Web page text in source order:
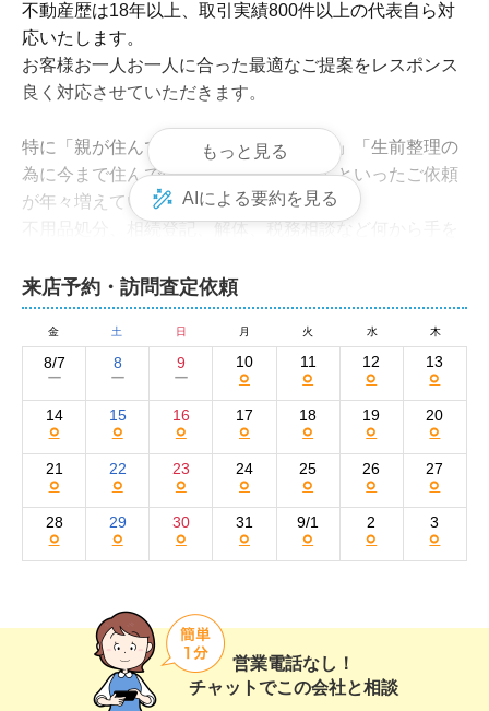
営業電話なし！
チャットでこの会社と相談
来店予約・訪問査定依頼
金 土 日 月 火 水 木
8/7
ー
8
ー
9
ー
10
○
11
○
12
○
13
○
14
○
15
○
16
○
17
○
18
○
19
○
20
○
21
○
22
○
23
○
24
○
25
○
26
○
27
○
28
○
29
○
30
○
31
○
9/1
○
2
○
3
○
不動産歴は18年以上、取引実績800件以上の代表自ら対
応いたします。
お客様お一人お一人に合った最適なご提案をレスポンス
良く対応させていただきます。
特に「親が住んでいた実家を売却したい」「生前整理の
為に今まで住んでいた家を手放したい」といったご依頼
が年々増えています。
不用品処分、相続登記、解体、税務相談など何から手を
ださい。
まずはお気軽にご相談ください。
もっと見る
AIによる要約を見る